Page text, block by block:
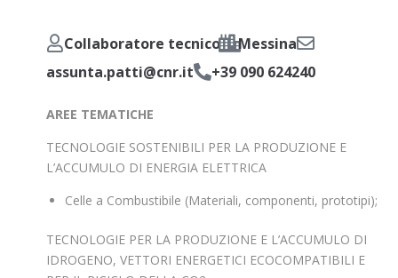
Collaboratore tecnico
Messina
assunta.patti@cnr.it
+39 090 624240
AREE TEMATICHE
TECNOLOGIE SOSTENIBILI PER LA PRODUZIONE E
L’ACCUMULO DI ENERGIA ELETTRICA
Celle a Combustibile (Materiali, componenti, prototipi);
TECNOLOGIE PER LA PRODUZIONE E L’ACCUMULO DI
IDROGENO, VETTORI ENERGETICI ECOCOMPATIBILI E